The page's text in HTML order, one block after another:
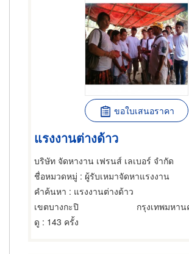
ขอใบเสนอราคา
แรงงานต่างด้าว
บริษัท จัดหางาน เฟรนส์ เลเบอร์ จำกัด
ชื่อหมวดหมู่ : ผู้รับเหมาจัดหาแรงงาน
คำค้นหา : แรงงานต่างด้าว
เขตบางกะปิ
กรุงเทพมหาน
ดู : 143 ครั้ง